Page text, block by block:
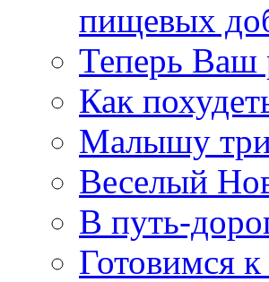
пищевых
Теперь Ваш
Как
Малышу
Веселый
В путь-
Готовимся